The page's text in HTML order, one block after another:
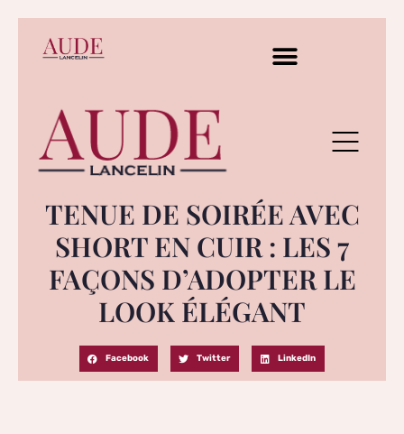
TENUE DE SOIRÉE AVEC
SHORT EN CUIR : LES 7
FAÇONS D’ADOPTER LE
LOOK ÉLÉGANT
Facebook Twitter LinkedIn